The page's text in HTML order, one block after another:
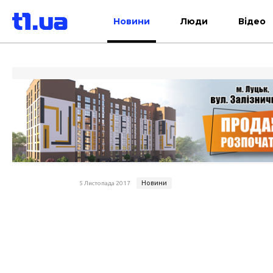
Новини Люди Відео
5 Листопада 2017 Новини